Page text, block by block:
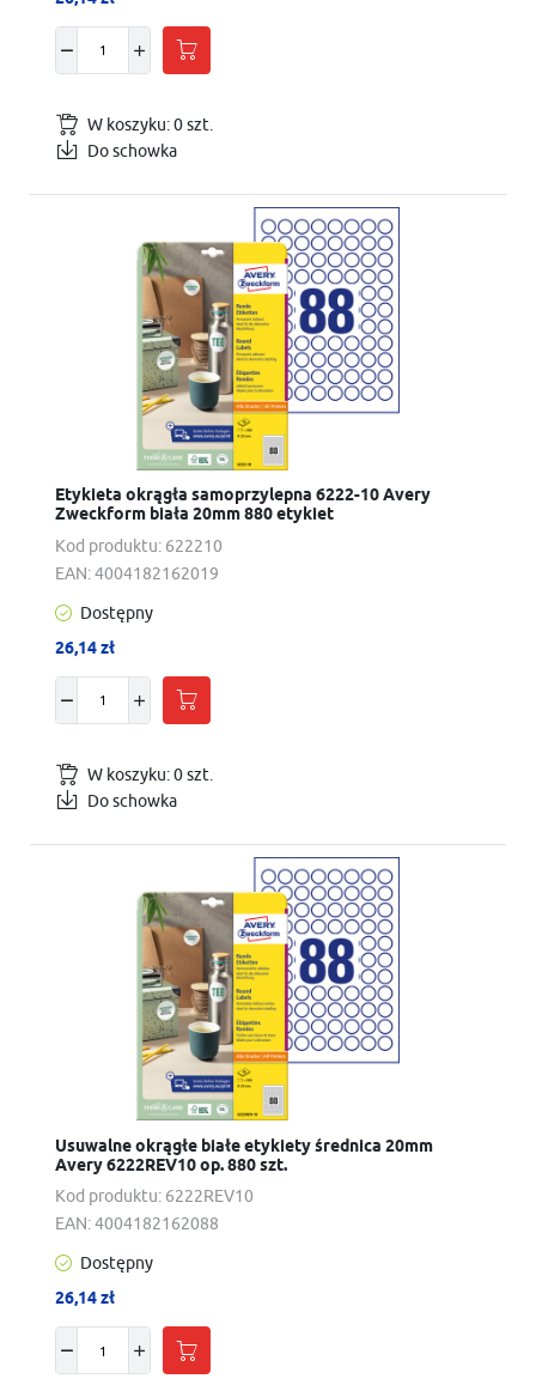
W koszyku:0szt.
Do schowka
Kod produktu: 622210
Etykieta okrągła samoprzylepna 6222-10 Avery
Zweckform biała 20mm 880 etykiet
EAN:4004182162019
Dostępny
26,14 zł
W koszyku:0szt.
Do schowka
Kod produktu: 6222REV10
Usuwalne okrągłe białe etykiety średnica 20mm
Avery 6222REV10 op. 880 szt.
EAN:4004182162088
Dostępny
26,14 zł